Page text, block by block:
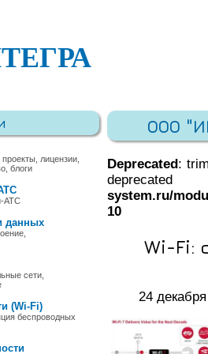
лицензии,
блоги
АТС
данных
сети,
(Wi-Fi)
беспроводных
ООО
Deprecated:
system.ru/
10
Wi-Fi:
24